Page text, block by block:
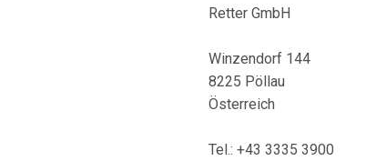
Retter GmbH
Winzendorf 144
8225 Pöllau
Österreich
Tel.: +43 3335 3900